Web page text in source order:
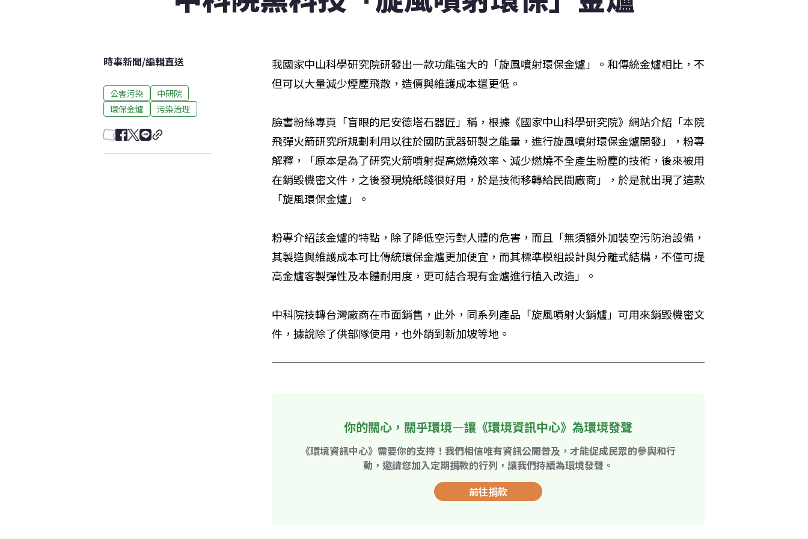
時事新聞/編輯直送
公害污染
中研院
環保金爐
污染治理
我國家中山科學研究院研發出一款功能強大的「旋風噴射環保金爐」。和傳統金爐相比，不
但可以大量減少煙塵飛散，造價與維護成本還更低。
臉書粉絲專頁「盲眼的尼安德塔石器匠」稱，根據《國家中山科學研究院》網站介紹「本院
飛彈火箭研究所規劃利用以往於國防武器研製之能量，進行旋風噴射環保金爐開發」，粉專
解釋，「原本是為了研究火箭噴射提高燃燒效率、減少燃燒不全產生粉塵的技術，後來被用
在銷毀機密文件，之後發現燒紙錢很好用，於是技術移轉給民間廠商」，於是就出現了這款
「旋風環保金爐」。
粉專介紹該金爐的特點，除了降低空污對人體的危害，而且「無須額外加裝空污防治設備，
其製造與維護成本可比傳統環保金爐更加便宜，而其標準模組設計與分離式結構，不僅可提
高金爐客製彈性及本體耐用度，更可結合現有金爐進行植入改造」。
中科院技轉台灣廠商在市面銷售，此外，同系列產品「旋風噴射火銷爐」可用來銷毀機密文
件，據說除了供部隊使用，也外銷到新加坡等地。
你的關心，關乎環境—讓《環境資訊中心》為環境發聲
《環境資訊中心》需要你的支持！我們相信唯有資訊公開普及，才能促成民眾的參與和行
動，邀請您加入定期捐款的行列，讓我們持續為環境發聲。
前往捐款